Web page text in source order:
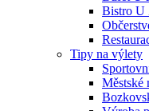
Bistro U
Tipy na výlety
Městské